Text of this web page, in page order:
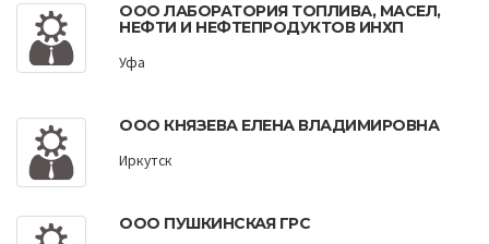
ООО ЛАБОРАТОРИЯ ТОПЛИВА, МАСЕЛ,
НЕФТИ И НЕФТЕПРОДУКТОВ ИНХП
Уфа
ООО КНЯЗЕВА ЕЛЕНА ВЛАДИМИРОВНА
Иркутск
ООО ПУШКИНСКАЯ ГРС